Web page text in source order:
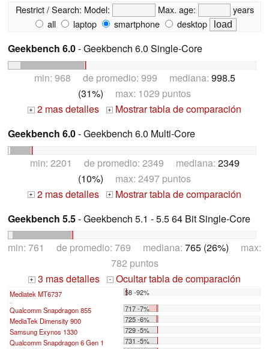
Restrict / Search: Model: Max. age:
years
all
laptop smartphone desktop
Geekbench 6.0- Geekbench 6.0 Single-Core
min: 968 de promedio: 999 mediana: 998.5
(31%) max: 1029 puntos
+ 2 mas detalles +
Mostrar tabla de comparación
Geekbench 6.0- Geekbench 6.0 Multi-Core
min: 2201 de promedio: 2349 mediana: 2349
(10%) max: 2497 puntos
+ 2 mas detalles +
Mostrar tabla de comparación
Geekbench 5.5- Geekbench 5.1 - 5.5 64 Bit Single-Core
min: 761 de promedio: 769 mediana: 765 (26%) max:
782 puntos
+ 3 mas detalles - Ocultar tabla de comparación
Mediatek MT6737 58 -92%
...
Qualcomm Snapdragon 855
717 -7%
MediaTek Dimensity 900
725 -6%
Samsung Exynos 1330
729 -5%
Qualcomm Snapdragon 6 Gen 1
731 -5%